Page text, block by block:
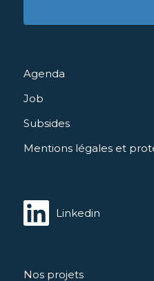
Nos projets
Agenda
Job
Subsides
Mentions légales et
Linkedin